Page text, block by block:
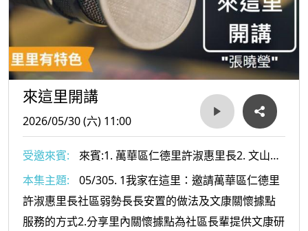
來這里開講
2026/05/30 (六) 11:00
受邀來賓:
來賓:1. 萬華區仁德里許淑惠里長2. 文山區
萬祥里張紅木里長
本集主題:
05/305. 1我家在這里：邀請萬華區仁德里
許淑惠里長社區弱勢長長安置的做法及文康關懷據點
服務的方式2.分享里內關懷據點為社區長輩提供文康研